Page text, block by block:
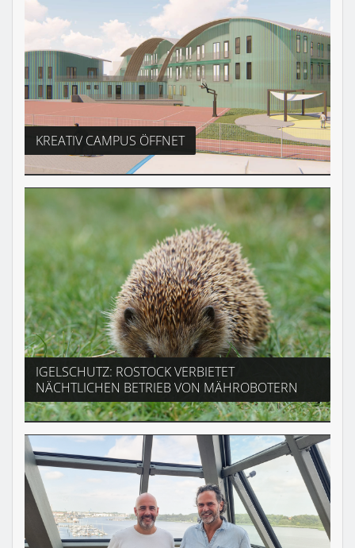
KREATIV CAMPUS ÖFFNET
IGELSCHUTZ: ROSTOCK VERBIETET
NÄCHTLICHEN BETRIEB VON MÄHROBOTERN